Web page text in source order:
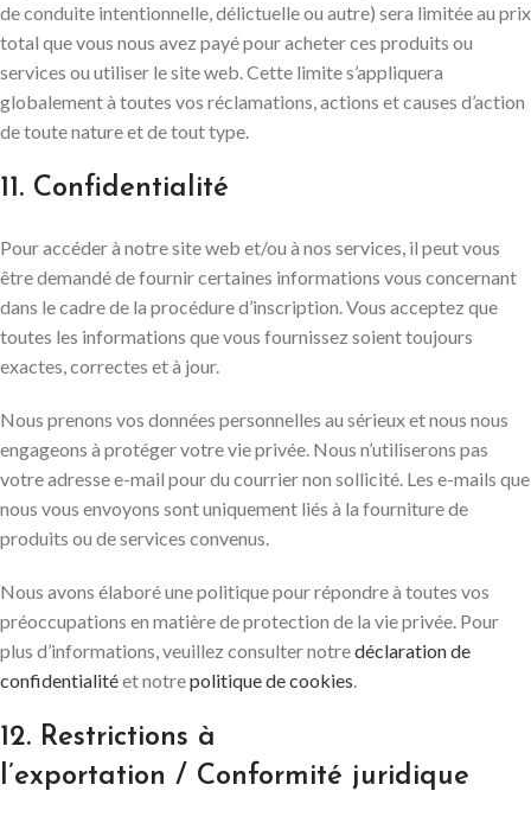
de conduite intentionnelle, délictuelle ou autre) sera limitée au prix
total que vous nous avez payé pour acheter ces produits ou
services ou utiliser le site web. Cette limite s’appliquera
globalement à toutes vos réclamations, actions et causes d’action
de toute nature et de tout type.
11. Confidentialité
Pour accéder à notre site web et/ou à nos services, il peut vous
être demandé de fournir certaines informations vous concernant
dans le cadre de la procédure d’inscription. Vous acceptez que
toutes les informations que vous fournissez soient toujours
exactes, correctes et à jour.
Nous prenons vos données personnelles au sérieux et nous nous
engageons à protéger votre vie privée. Nous n’utiliserons pas
votre adresse e-mail pour du courrier non sollicité. Les e-mails que
nous vous envoyons sont uniquement liés à la fourniture de
produits ou de services convenus.
Nous avons élaboré une politique pour répondre à toutes vos
préoccupations en matière de protection de la vie privée. Pour
plus d’informations, veuillez consulter notredéclaration de
confidentialitéet notrepolitique de cookies.
12. Restrictions à
l’exportation / Conformité juridique